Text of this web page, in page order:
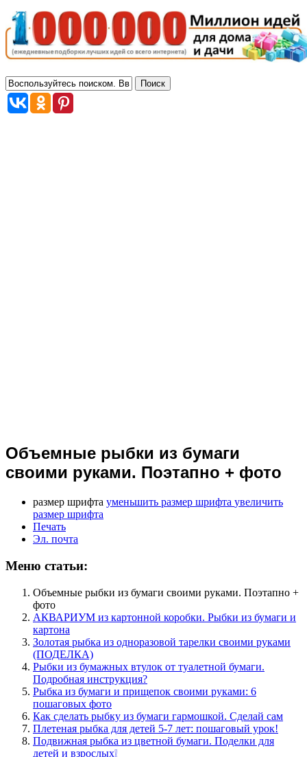
Объемные рыбки из бумаги
своими руками. Поэтапно + фото
размер шрифта уменьшить размер шрифта увеличить
размер шрифта
Печать
Эл. почта
Меню статьи:
Объемные рыбки из бумаги своими руками. Поэтапно +
фото
АКВАРИУМ из картонной коробки. Рыбки из бумаги и
картона
Золотая рыбка из одноразовой тарелки своими руками
(ПОДЕЛКА)
Рыбки из бумажных втулок от туалетной бумаги.
Подробная инструкция?
Рыбка из бумаги и прищепок своими руками: 6
пошаговых фото
Как сделать рыбку из бумаги гармошкой. Сделай сам
Плетеная рыбка для детей 5-7 лет: пошаговый урок!
Подвижная рыбка из цветной бумаги. Поделки для
детей и взрослых❕